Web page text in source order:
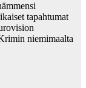
tapahtumat
niemimaalta